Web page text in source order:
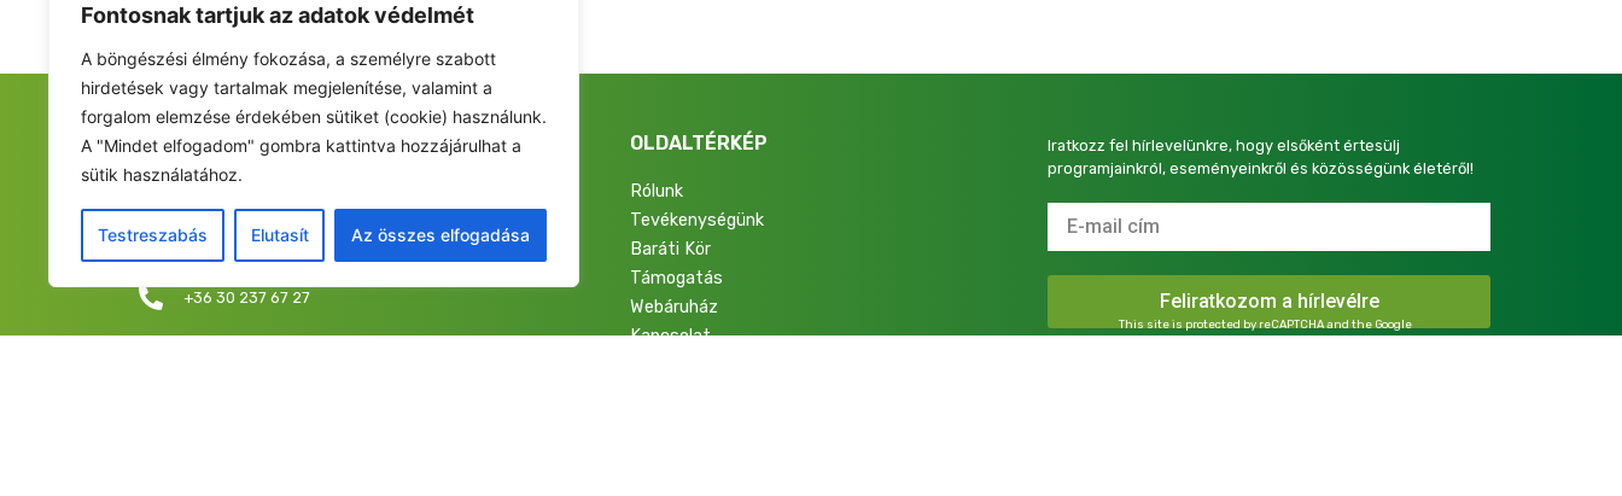
Fontosnak tartjuk az adatok védelmét
A böngészési élmény fokozása, a személyre szabott
hirdetések vagy tartalmak megjelenítése, valamint a
forgalom elemzése érdekében sütiket (cookie) használunk.
A "Mindet elfogadom" gombra kattintva hozzájárulhat a
sütik használatához.
Testreszabás Elutasít Az összes elfogadása
FIATALOK A NEMZETÉRT ALAPÍTVÁNY
Levelezési cím/iroda: 1053 Budapest, Curia utca 4.
info@fiatalokanemzetert.hu
+36 30 237 67 27
OLDALTÉRKÉP
Rólunk
Tevékenységünk
Baráti Kör
Támogatás
Webáruház
Kapcsolat
Iratkozz fel hírlevelünkre, hogy elsőként értesülj
programjainkról, eseményeinkről és közösségünk életéről!
This site is protected by reCAPTCHA and the Google